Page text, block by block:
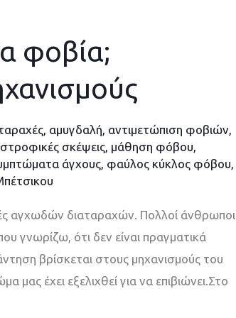
φοβία;
, αμυγδαλή, αντιμετώπιση φοβιών,
σκέψεις, μάθηση φόβου,
άγχους, φαύλος κύκλος φόβου,
αγχωδών διαταραχών. Πολλοί άνθρωποι
γνωρίζω, ότι δεν είναι πραγματικά
βρίσκεται στους μηχανισμούς του
έχει εξελιχθεί για να επιβιώνει.Στο